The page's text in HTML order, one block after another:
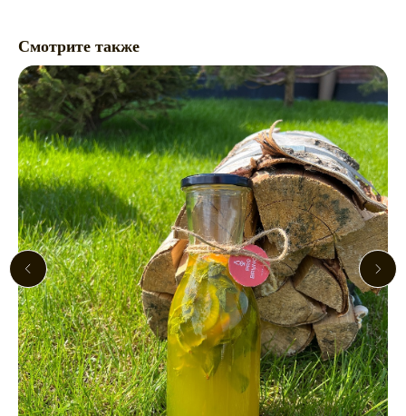
Смотрите также